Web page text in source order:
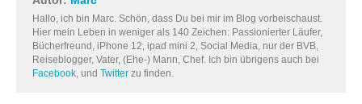
Hallo, ich bin Marc. Schön, dass Du bei mir im Blog vorbeischaust.
Hier mein Leben in weniger als 140 Zeichen: Passionierter Läufer,
Bücherfreund, iPhone 12, ipad mini 2, Social Media, nur der BVB,
Reiseblogger, Vater, (Ehe-) Mann, Chef. Ich bin übrigens auch bei
Facebook, und Twitter zu finden.